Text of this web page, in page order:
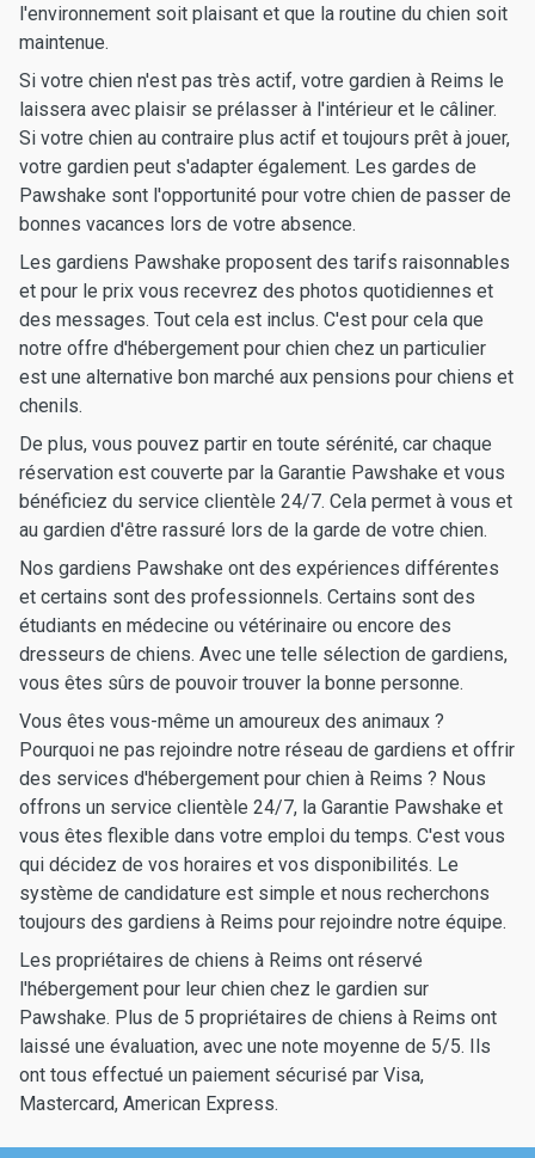
l'environnement soit plaisant et que la routine du chien soit
maintenue.
Si votre chien n'est pas très actif, votre gardien à Reims le
laissera avec plaisir se prélasser à l'intérieur et le câliner.
Si votre chien au contraire plus actif et toujours prêt à jouer,
votre gardien peut s'adapter également. Les gardes de
Pawshake sont l'opportunité pour votre chien de passer de
bonnes vacances lors de votre absence.
Les gardiens Pawshake proposent des tarifs raisonnables
et pour le prix vous recevrez des photos quotidiennes et
des messages. Tout cela est inclus. C'est pour cela que
notre offre d'hébergement pour chien chez un particulier
est une alternative bon marché aux pensions pour chiens et
chenils.
De plus, vous pouvez partir en toute sérénité, car chaque
réservation est couverte par la Garantie Pawshake et vous
bénéficiez du service clientèle 24/7. Cela permet à vous et
au gardien d'être rassuré lors de la garde de votre chien.
Nos gardiens Pawshake ont des expériences différentes
et certains sont des professionnels. Certains sont des
étudiants en médecine ou vétérinaire ou encore des
dresseurs de chiens. Avec une telle sélection de gardiens,
vous êtes sûrs de pouvoir trouver la bonne personne.
Vous êtes vous-même un amoureux des animaux ?
Pourquoi ne pas rejoindre notre réseau de gardiens et offrir
des services d'hébergement pour chien à Reims ? Nous
offrons un service clientèle 24/7, la Garantie Pawshake et
vous êtes flexible dans votre emploi du temps. C'est vous
qui décidez de vos horaires et vos disponibilités. Le
système de candidature est simple et nous recherchons
toujours des gardiens à Reims pour rejoindre notre équipe.
Les propriétaires de chiens à Reims ont réservé
l'hébergement pour leur chien chez le gardien sur
Pawshake. Plus de 5 propriétaires de chiens à Reims ont
laissé une évaluation, avec une note moyenne de 5/5. Ils
ont tous effectué un paiement sécurisé par Visa,
Mastercard, American Express.